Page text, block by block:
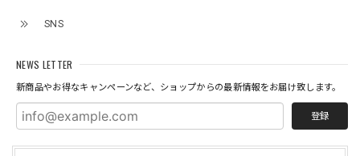
SNS
NEWS LETTER
新商品やお得なキャンペーンなど、ショップからの最新情報をお届け致します。
登録